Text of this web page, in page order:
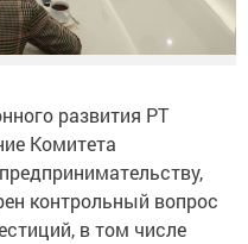
развития РТ
Комитета
контрольный вопрос
в том числе